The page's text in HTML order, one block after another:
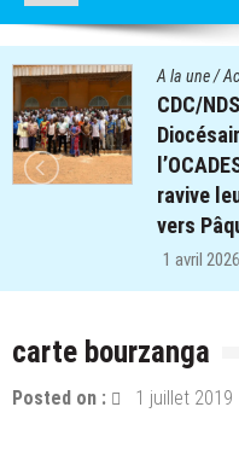
A la une/
CDC/
ravive
vers
1 avril 2026
carte bourzanga
Posted on : 1 juillet 2019